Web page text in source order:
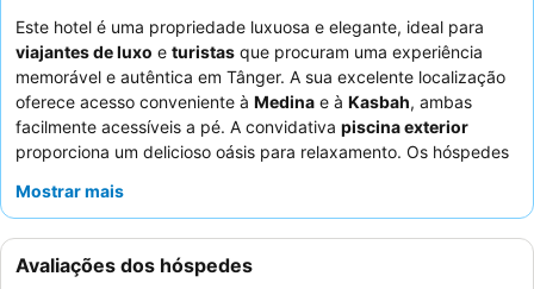
Este hotel é uma propriedade luxuosa e elegante, ideal para
viajantes de luxo e turistas que procuram uma experiência
memorável e autêntica em Tânger. A sua excelente localização
oferece acesso conveniente à Medina e à Kasbah, ambas
facilmente acessíveis a pé. A convidativa piscina exterior
proporciona um delicioso oásis para relaxamento. Os hóspedes
variedade e qualidade do
uma estadia verdadeiramente indulgente, considere o
restaurante marroquino, elogiado pelos seus pratos autênticos,
Mostrar mais
Avaliações dos hóspedes